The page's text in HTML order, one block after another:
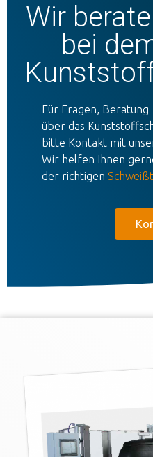
Wir
bei
Für Fragen,
über das
bitte Kontakt mit
Wir helfen Ihnen
der richtigen